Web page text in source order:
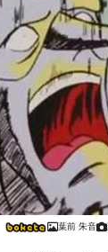
葉前 朱音